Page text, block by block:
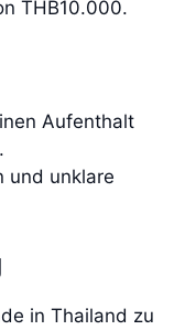
THB10.000.
Aufenthalt
und unklare
in Thailand zu